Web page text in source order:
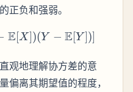
正负和强弱。
Y) =
E[X])(Y − E[Y ])]
观地理解协方差的意
偏离其期望值的程度，